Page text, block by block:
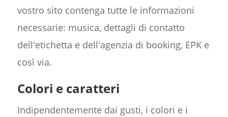
vostro sito contenga tutte le informazioni
necessarie: musica, dettagli di contatto
dell'etichetta e dell'agenzia di booking, EPK e
così via.
Colori e caratteri
Indipendentemente dai gusti, i colori e i